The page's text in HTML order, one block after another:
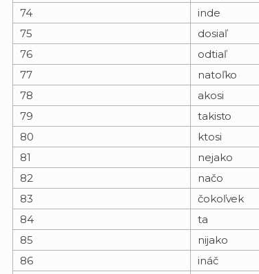
74
inde
75
dosiaľ
76
odtiaľ
77
natoľko
78
akosi
79
takisto
80
ktosi
81
nejako
82
načo
83
čokoľvek
84
ta
85
nijako
86
ináč